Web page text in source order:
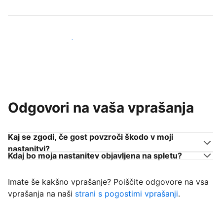
Pridruži se drugim gostiteljem
Odgovori na vaša vprašanja
Kaj se zgodi, če gost povzroči škodo v moji
nastanitvi?
Kdaj bo moja nastanitev objavljena na spletu?
Imate še kakšno vprašanje? Poiščite odgovore na vsa
vprašanja na naši strani s pogostimi vprašanji.